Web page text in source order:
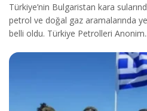
Türkiye’nin Bulgaristan kara
petrol ve doğal gaz aramalarında
belli oldu. Türkiye Petrolleri